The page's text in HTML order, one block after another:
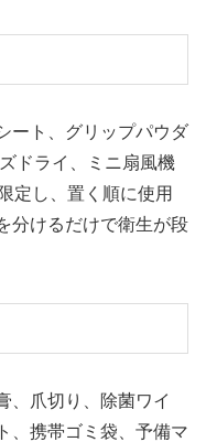
ート、グリップパウダ
ドライ、ミニ扇風機
定し、置く順に使用
分けるだけで衛生が段
、爪切り、除菌ワイ
、携帯ゴミ袋、予備マ